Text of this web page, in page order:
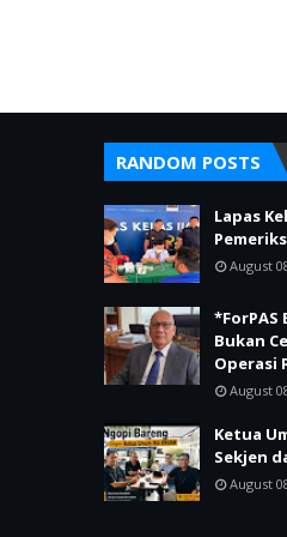
RANDOM POSTS
Lapas
August
*ForPAS
Bukan
Operasi
August
Ketua
Sekjen
August